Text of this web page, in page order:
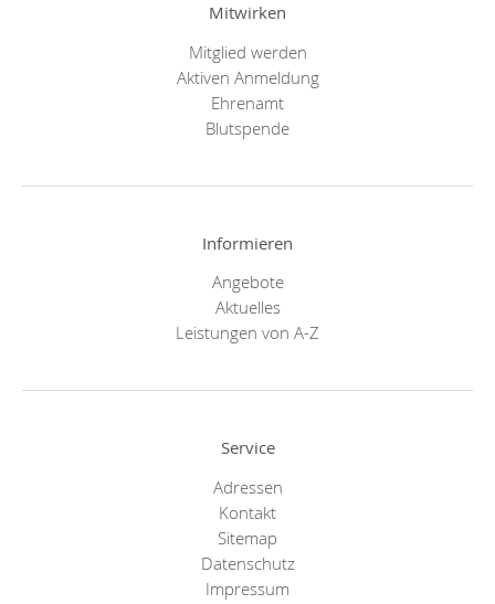
Mitwirken
Mitglied werden
Aktiven Anmeldung
Ehrenamt
Blutspende
Informieren
Angebote
Aktuelles
Leistungen von A-Z
Service
Adressen
Kontakt
Sitemap
Datenschutz
Impressum